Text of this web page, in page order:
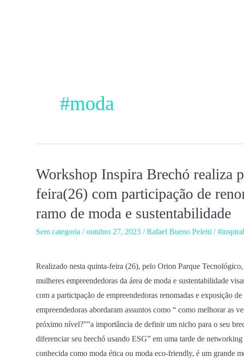
#moda
Workshop Inspira Brechó realiza
feira(26) com participação de
ramo de moda e sustentabilidade
Sem categoria /outubro 27, 2023 /Rafael Bueno Peletti /
Realizado nesta quinta-feira (26), pelo Orion Parque
mulheres empreendedoras da área de moda e sustentabilidade
com a participação de empreendedoras renomadas e exposição
empreendedoras abordaram assuntos como “ como melhorar as
próximo nível?””a importância de definir um nicho para o seu
diferenciar seu brechó usando ESG” em uma tarde de
conhecida como moda ética ou moda eco-friendly, é um grande
Workshop
Brechó
realiza
primeira
participação
de